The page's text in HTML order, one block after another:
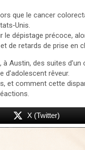
que le cancer
le dépistage précoce,
de retards de prise en
Austin, des suites
rêveur.
et comment cette
X (Twitter)